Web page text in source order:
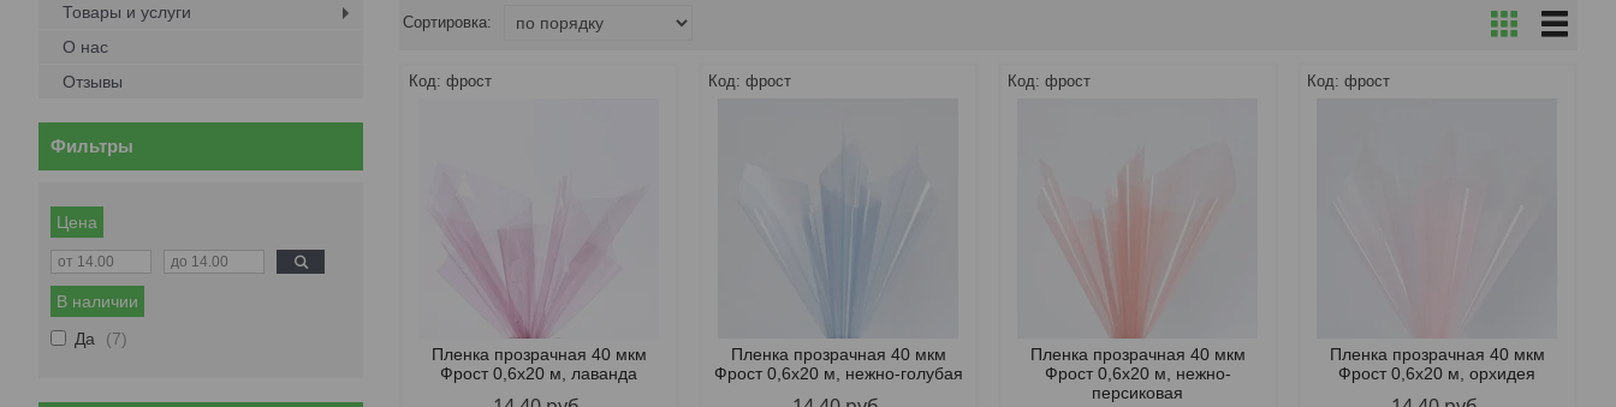
фрост
Пленка прозрачная 40 мкм
Фрост 0,6х20 м, лаванда
фрост
Пленка прозрачная 40 мкм
Фрост 0,6х20 м, нежно-голубая
фрост
Пленка прозрачная 40 мкм
Фрост 0,6х20 м, нежно-
персиковая
фрост
Пленка прозрачная 40 мкм
Фрост 0,6х20 м, орхидея
Товары и услуги
О нас
Отзывы
Фильтры
Цена
В наличии
Да
7